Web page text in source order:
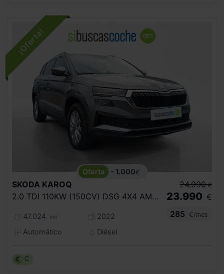
- 1.000€
SKODA KAROQ
2.0 TDI 110KW (150CV) DSG 4X4 AMBITION
47.024 km
2022
Automático
Diésel
24.990 €
23.990 €
285
€/mes
C